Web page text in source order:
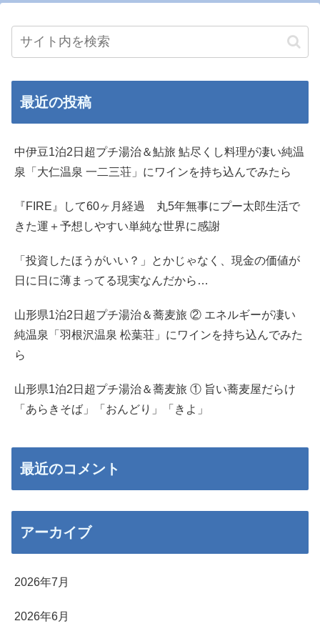
最近の投稿
中伊豆1泊2日超プチ湯治＆鮎旅 鮎尽くし料理が凄い純温
泉「大仁温泉 一二三荘」にワインを持ち込んでみたら
『FIRE』して60ヶ月経過 丸5年無事にプー太郎生活で
きた運＋予想しやすい単純な世界に感謝
「投資したほうがいい？」とかじゃなく、現金の価値が
日に日に薄まってる現実なんだから…
山形県1泊2日超プチ湯治＆蕎麦旅 ② エネルギーが凄い
純温泉「羽根沢温泉 松葉荘」にワインを持ち込んでみた
ら
山形県1泊2日超プチ湯治＆蕎麦旅 ① 旨い蕎麦屋だらけ
「あらきそば」「おんどり」「きよ」
最近のコメント
アーカイブ
2026年7月
2026年6月